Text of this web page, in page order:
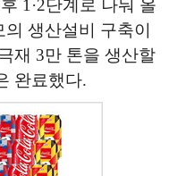
1·2단계로 나눠 올
생산설비 구축이
재 3만 톤을 생산할
완료했다.